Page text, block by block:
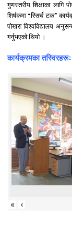
गुणस्तरीय शिक्षाका लागि
शिर्षकमा “रिसर्च टक”
पोखरा विश्वविद्यालय
गर्नुभएको थियो ।
कार्यक्रमका तस्विरहरूः
« ‹